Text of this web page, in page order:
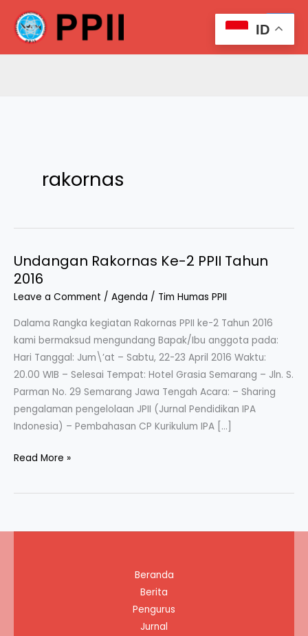
content
Search
rakornas
Undangan Rakornas Ke-2 PPII Tahun
2016
Leave a Comment / Agenda / Tim Humas PPII
Dalama Rangka kegiatan Rakornas PPII ke-2 Tahun 2016
kami bermaksud mengundang Bapak/Ibu anggota pada:
Hari Tanggal: Jum\’at – Sabtu, 22-23 April 2016 Waktu:
20.00 WIB – Selesai Tempat: Hotel Grasia Semarang – Jln. S.
Parman No. 29 Semarang Jawa Tengah Acara: – Sharing
pengalaman pengelolaan JPII (Jurnal Pendidikan IPA
Indonesia) – Pembahasan CP Kurikulum IPA […]
Undangan
Ke-
Read More »
Beranda
Berita
Pengurus
Jurnal
ID